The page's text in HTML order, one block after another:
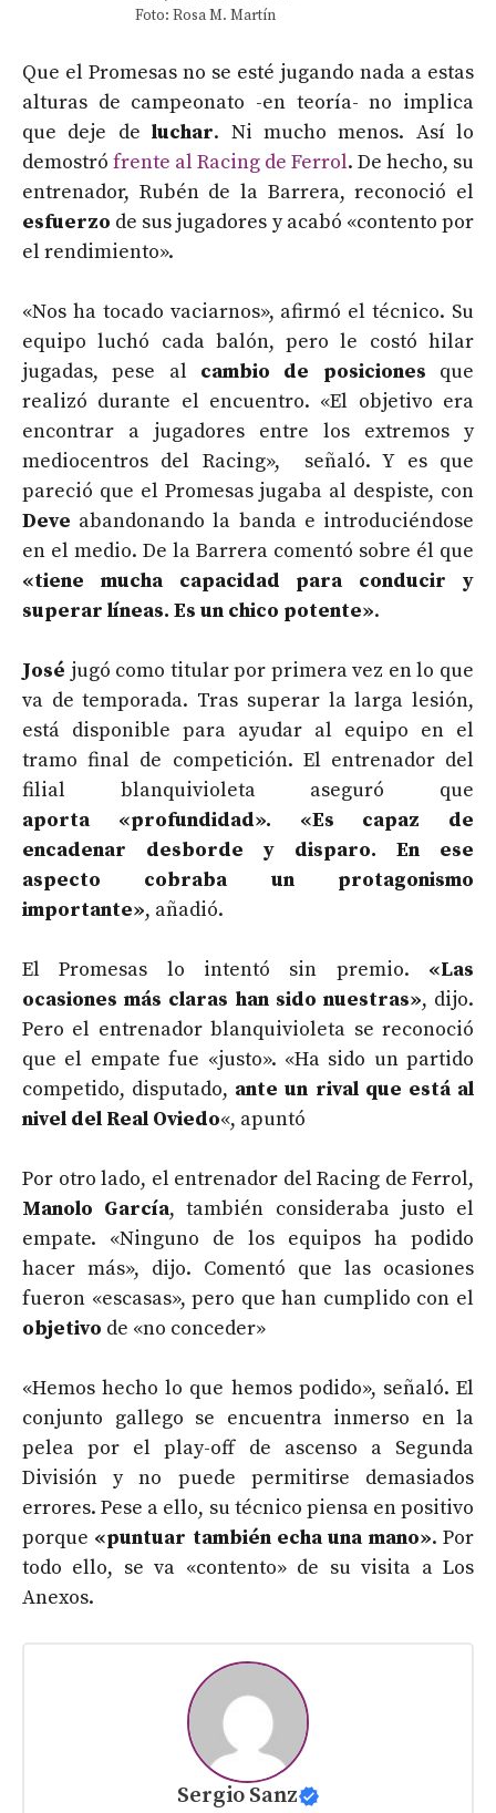
Foto: Rosa M. Martín
Que el Promesas no se esté jugando nada a estas
alturas de campeonato -en teoría- no implica
que deje deluchar. Ni mucho menos. Así lo
demostró frente al Racing de Ferrol. De hecho, su
entrenador, Rubén de la Barrera, reconoció el
esfuerzo de sus jugadores y acabó «contento por
el rendimiento».
«Nos ha tocado vaciarnos», afirmó el técnico. Su
equipo luchó cada balón, pero le costó hilar
jugadas, pese al cambio de posiciones que
realizó durante el encuentro. «El objetivo era
encontrar a jugadores entre los extremos y
mediocentros del Racing», señaló. Y es que
pareció que el Promesas jugaba al despiste, con
Deve abandonando la banda e introduciéndose
en el medio. De la Barrera comentó sobre él que
«tiene mucha capacidad para conducir y
superar líneas. Es un chico potente».
José jugó como titular por primera vez en lo que
va de temporada. Tras superar la larga lesión,
está disponible para ayudar al equipo en el
tramo final de competición. El entrenador del
filial blanquivioleta aseguró que
aporta «profundidad». «Es capaz de
encadenar desborde y disparo. En ese
aspecto cobraba un protagonismo
importante», añadió.
El Promesas lo intentó sin premio. «Las
ocasiones más claras han sido nuestras», dijo.
Pero el entrenador blanquivioleta se reconoció
que el empate fue «justo». «Ha sido un partido
competido, disputado, ante un rival que está al
nivel del Real Oviedo«, apuntó
Por otro lado, el entrenador del Racing de Ferrol,
Manolo García, también consideraba justo el
empate. «Ninguno de los equipos ha podido
hacer más», dijo. Comentó que las ocasiones
fueron «escasas», pero que han cumplido con el
objetivo de «no conceder»
«Hemos hecho lo que hemos podido», señaló. El
conjunto gallego se encuentra inmerso en la
pelea por el play-off de ascenso a Segunda
División y no puede permitirse demasiados
errores. Pese a ello, su técnico piensa en positivo
porque «puntuar también echa una mano». Por
todo ello, se va «contento» de su visita a Los
Anexos.
Sergio Sanz